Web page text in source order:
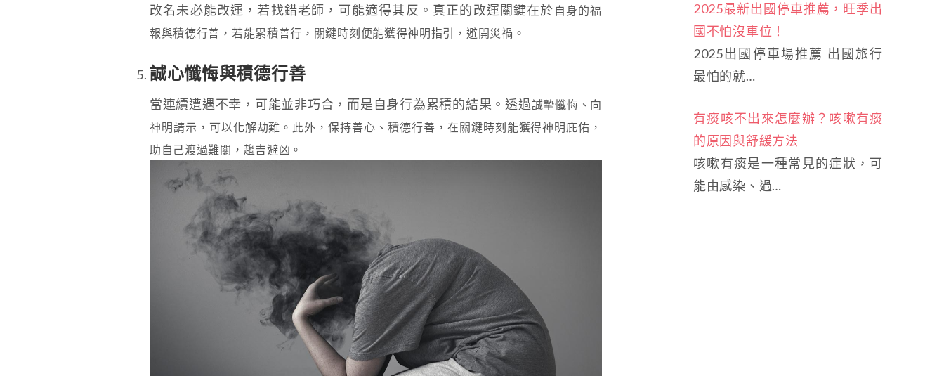
改名未必能改運，若找錯老師，可能適得其反。真正的改運關鍵在於 自身的福
報與積德行善 ，若能累積善行，關鍵時刻便能獲得神明指引，避開災禍。
誠心懺悔與積德行善
當連續遭遇不幸，可能並非巧合，而是自身行為累積的結果。透過誠摯懺悔、向
神明請示 ，可以化解劫難。此外，保持善心、積德行善 ，在關鍵時刻能獲得神明庇佑，
助自己渡過難關，趨吉避凶。
2025最新出國停車推薦，旺季出
國不怕沒車位！
2025出國停車場推薦 出國旅行
最怕的就…
有痰咳不出來怎麼辦？咳嗽有痰
的原因與舒緩方法
咳嗽有痰是一種常見的症狀，可
能由感染、過…